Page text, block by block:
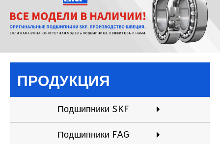
ПРОДУКЦИЯ
Подшипники SKF
Подшипники FAG